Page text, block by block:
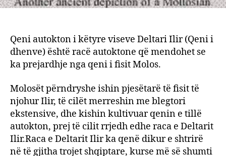
Qeni autokton i këtyre viseve Deltari Ilir (Qeni i
dhenve) është racë autoktone që mendohet se
ka prejardhje nga qeni i fisit Molos.
Molosët përndryshe ishin pjesëtarë të fisit të
njohur Ilir, të cilët merreshin me blegtori
ekstensive, dhe kishin kultivuar qenin e tillë
autokton, prej të cilit rrjedh edhe raca e Deltarit
Ilir.Raca e Deltarit Ilir ka qenë dikur e shtrirë
në të gjitha trojet shqiptare, kurse më së shumti